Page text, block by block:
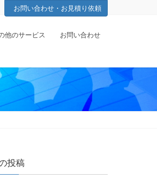
お問い合わせ・お見積り依頼
他のサービス お問い合わせ
投稿